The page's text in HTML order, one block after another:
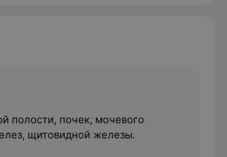
полости, почек, мочевого
щитовидной железы.